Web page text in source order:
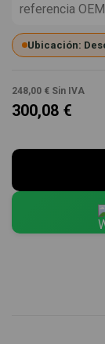
referencia
Ubicación:
248,00 € Sin IVA
300,08 €